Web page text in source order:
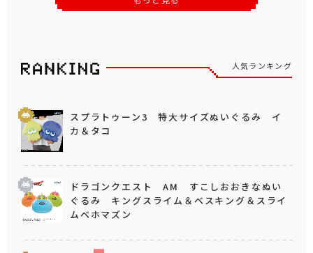
人気ランキング
スプラトゥーン3 特大サイズぬいぐるみ イ
カ＆タコ
ドラゴンクエスト AM すこしおおきなぬい
ぐるみ キングスライム＆ベスキング＆スライ
ムベホマズン